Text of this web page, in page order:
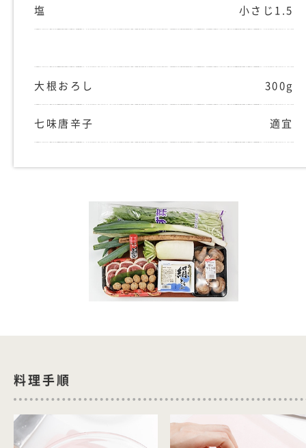
塩 小さじ1.5
大根おろし 300g
七味唐辛子 適宜
料理手順